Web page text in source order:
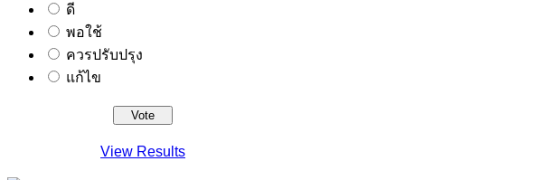
ดี
พอใช้
ควรปรับปรุง
แก้ไข
View Results